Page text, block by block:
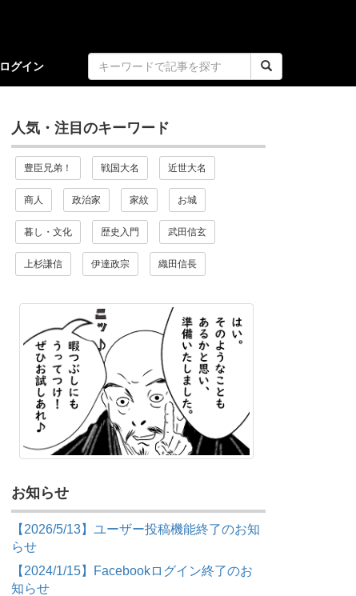
ログイン
人気・注目のキーワード
豊臣兄弟！ 戦国大名 近世大名
商人 政治家 家紋 お城
暮し・文化 歴史入門 武田信玄
上杉謙信 伊達政宗 織田信長
お知らせ
【2026/5/13】ユーザー投稿機能終了のお知
らせ
【2024/1/15】Facebookログイン終了のお
知らせ